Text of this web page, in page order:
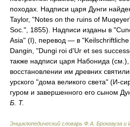
походах. Надписи царя Дунги
Taylor, "Notes on the ruins of
Soc.", 1855). Надписи изданы в
Asia" (I), перевод — в
Dangin, "Dungi roi d'Ur et ses
также надписи царя Набонида
восстановлении им древних
урского "дома великого света" (И-
гуром и завершенного его сыном
Б. Т.
Энциклопедический словарь Ф.А. Брокгауза